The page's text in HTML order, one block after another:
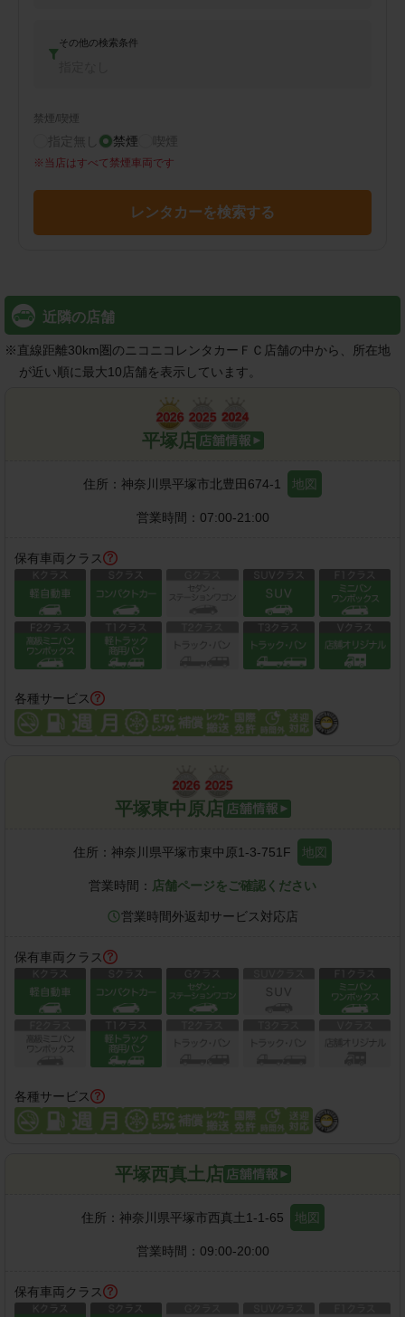
その他の検索条件
禁煙/喫煙
指定無し 禁煙 喫煙
※ 当店はすべて禁煙車両です
レンタカーを検索する
近隣の店舗
※直線距離30km圏のニコニコレンタカーＦＣ店舗の中から、所在地
が近い順に最大10店舗を表示しています。
平塚店
住所： 神奈川県平塚市北豊田674-1 地図
営業時間： 07:00-21:00
保有車両クラス
各種サービス
平塚東中原店
住所： 神奈川県平塚市東中原1-3-751F 地図
営業時間： 店舗ページをご確認ください
営業時間外返却サービス対応店
保有車両クラス
各種サービス
平塚西真土店
住所： 神奈川県平塚市西真土1-1-65 地図
営業時間： 09:00-20:00
保有車両クラス